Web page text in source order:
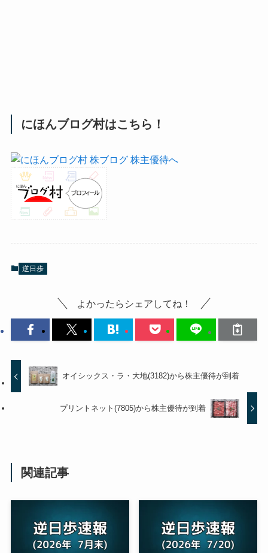
にほんブログ村はこちら！
逆日歩
よかったらシェアしてね！
オイシックス・ラ・大地(3182)から株主優待が到着
プリントネット(7805)から株主優待が到着
関連記事